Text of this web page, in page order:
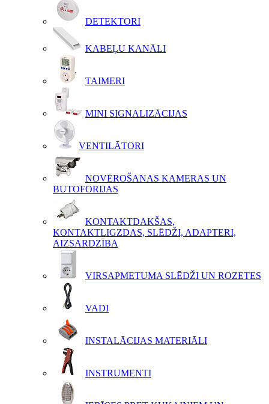
DETEKTORI
KABEĻU KANĀLI
TAIMERI
MINI SIGNALIZĀCIJAS
VENTILĀTORI
NOVĒROŠANAS KAMERAS UN
BUTOFORIJAS
KONTAKTDAKŠAS,
KONTAKTLIGZDAS, SLĒDŽI, ADAPTERI,
AIZSARDZĪBA
VIRSAPMETUMA SLĒDŽI UN ROZETES
VADI
INSTALĀCIJAS MATERIĀLI
INSTRUMENTI